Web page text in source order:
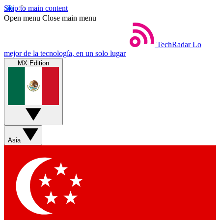
Skip to main content
Open menu Close main menu
TechRadar Lo
mejor de la tecnología, en un solo lugar
MX Edition
Asia